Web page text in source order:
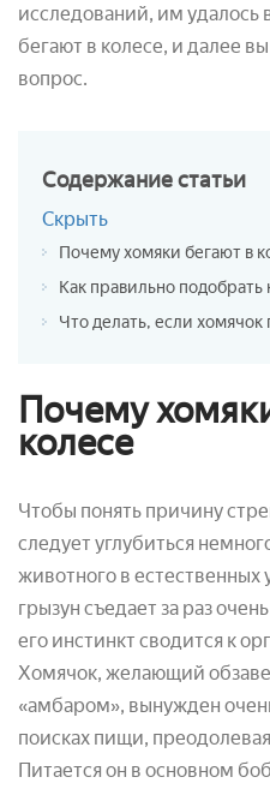
исследований, им удалось
бегают в колесе, и далее вы
вопрос.
Содержаниестатьи
Скрыть
Почему хомяки бегают в
Как правильно
Что делать, если хомячок
Почему
колесе
Чтобы понять причину
следует углубиться
животного в естественных
грызун съедает за раз
его инстинкт сводится к
Хомячок, желающий
«амбаром», вынужден
поисках пищи,
Питается он в основном